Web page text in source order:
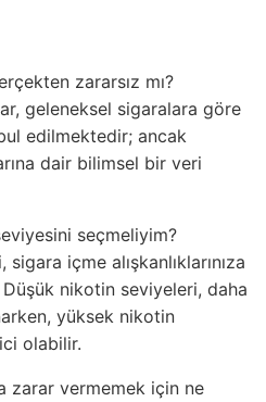
zararsız mı?
geleneksel sigaralara göre
edilmektedir; ancak
dair bilimsel bir veri
seçmeliyim?
içme alışkanlıklarınıza
nikotin seviyeleri, daha
yüksek nikotin
olabilir.
zarar vermemek için ne